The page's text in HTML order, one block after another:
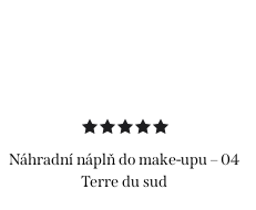
Náhradní náplň do make-upu – 04
Terre du sud